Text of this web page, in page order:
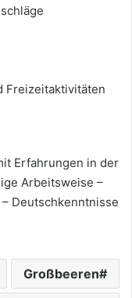
Freizeitaktivitäten
Erfahrungen in der
Arbeitsweise –
Deutschkenntnisse
Großbeeren